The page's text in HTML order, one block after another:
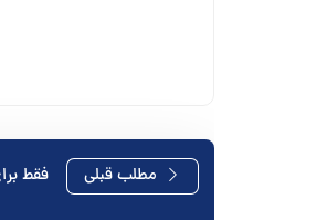
راهبری
مطلب قبلی فقط برای امروز ۱۸